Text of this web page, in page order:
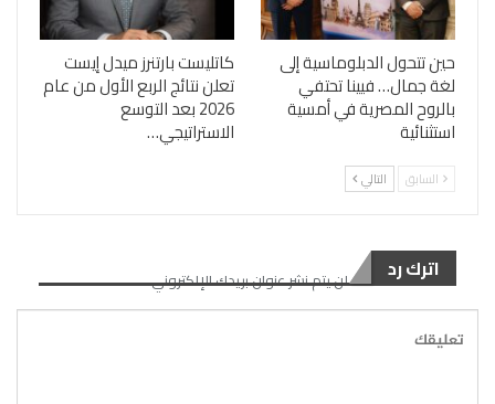
حين تتحول الدبلوماسية إلى
لغة جمال… فيينا تحتفي
بالروح المصرية في أمسية
استثنائية
كاتليست بارتنرز ميدل إيست
تعلن نتائج الربع الأول من عام
2026 بعد التوسع
الاستراتيجي…
السابق التالي
اترك رد لن يتم نشر عنوان بريدك الإلكتروني.